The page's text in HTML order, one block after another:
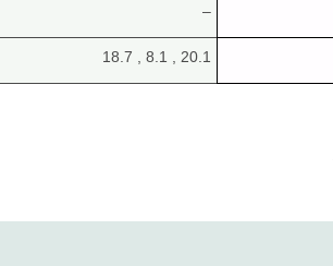
–
20.1 , 8.1 , 18.7